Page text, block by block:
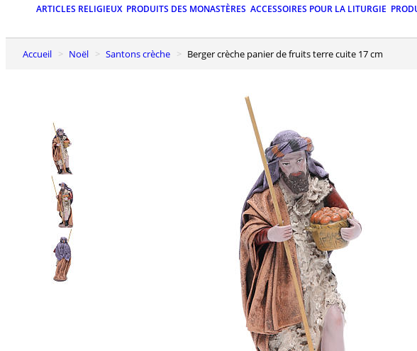
ARTICLES RELIGIEUX PRODUITS DES MONASTÈRES ACCESSOIRES POUR LA LITURGIE
Accueil Noël Santons crèche Berger crèche panier de fruits terre cuite 17 cm